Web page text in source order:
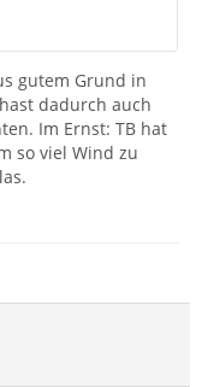
gutem Grund in
dadurch auch
Im Ernst: TB hat
so viel Wind zu